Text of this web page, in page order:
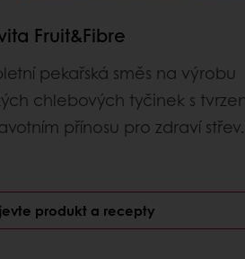
Fruit&Fibre
pekařská směs na výrobu
chlebových tyčinek s
přínosu pro zdraví střev.
produkt a recepty